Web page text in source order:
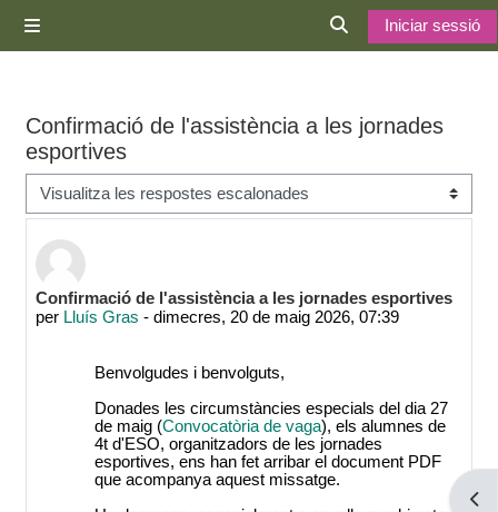
Commuta l'entrada
Iniciar sessió
Confirmació de l'assistència a les jornades
esportives
Confirmació de l'assistència a les jornades esportives
per Lluís Gras - dimecres, 20 de maig 2026, 07:39
Nombre de respostes: 0
Benvolgudes i benvolguts,
Donades les circumstàncies especials del dia 27
de maig (Convocatòria de vaga), els alumnes de
4t d'ESO, organitzadors de les jornades
esportives, ens han fet arribar el document PDF
que acompanya aquest missatge.